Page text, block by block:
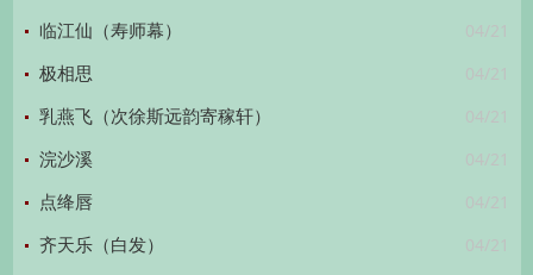
04/21
临江仙（寿师幕）
04/21
极相思
04/21
乳燕飞（次徐斯远韵寄稼轩）
04/21
浣沙溪
04/21
点绛唇
04/21
齐天乐（白发）